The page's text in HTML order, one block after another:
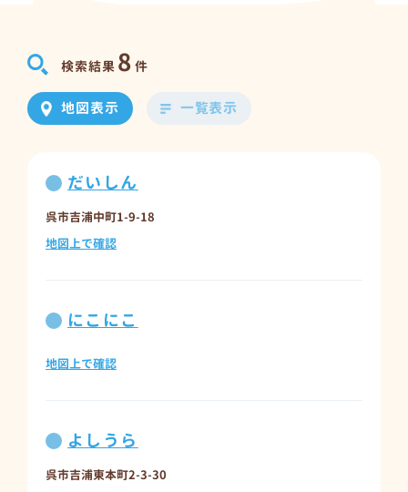
検索結果 8 件
地図表示 一覧表示
だいしん
呉市吉浦中町1-9-18
地図上で確認
にこにこ
地図上で確認
よしうら
呉市吉浦東本町2-3-30